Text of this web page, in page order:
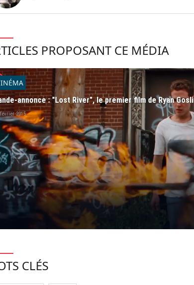
PROPOSANT CE MÉDIA
annonce : "Lost River", le premier film de Ryan
2015
CLÉS